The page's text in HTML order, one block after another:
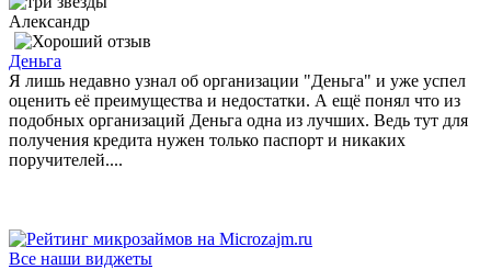
Александр
Деньга
Я лишь недавно узнал об организации "Деньга" и уже успел
оценить её преимущества и недостатки. А ещё понял что из
подобных организаций Деньга одна из лучших. Ведь тут для
получения кредита нужен только паспорт и никаких
поручителей....
Все наши виджеты